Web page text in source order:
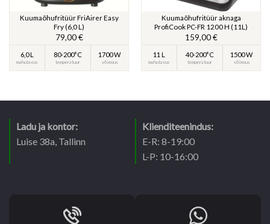
Kuumaõhufritüür FriAirer Easy
Fry (6,0 L)
79,00€
6,0 L
mahutavus
80-200°C
temperatuur
1700 W
võimsus
Kuumaõhufritüür aknaga
ProfiCook PC-FR 1200 H (11L)
159,00€
11 L
mahutavus
40-200°C
temperatuur
1500 W
võimsus
Ladu ja kontor:
Luise 38a, Tallinn
Klienditeenindus:
E-R: 8-19:00
L-P: 10-16:00